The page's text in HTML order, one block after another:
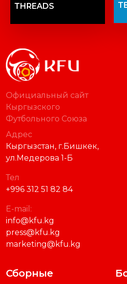
THREADS
Официальный сайт
Кыргызского
Футбольного Союза
Адрес
Кыргызстан, г.Бишкек,
ул.Медерова 1-Б
Тел
+996 312 51 82 84
E-mail:
info@kfu.kg
press@kfu.kg
marketing@kfu.kg
Сборные